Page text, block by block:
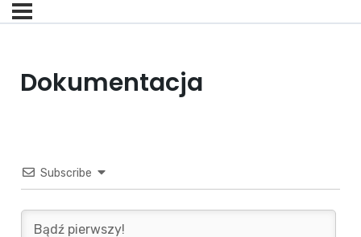
Dokumentacja
Subscribe